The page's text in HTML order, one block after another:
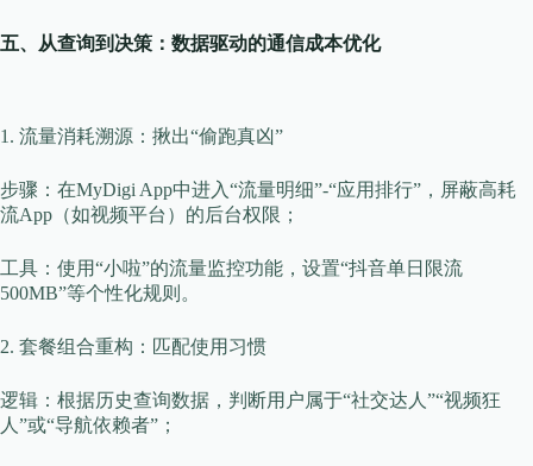
​​五、从查询到决策：数据驱动的通信成本优化​​
​​1. 流量消耗溯源：揪出“偷跑真凶”​​
​​步骤​​：在MyDigi App中进入“流量明细”-“应用排行”，屏蔽高耗
流App（如视频平台）的后台权限；
​​工具​​：使用“小啦”的流量监控功能，设置“抖音单日限流
500MB”等个性化规则。
​​2. 套餐组合重构：匹配使用习惯​​
​​逻辑​​：根据历史查询数据，判断用户属于“社交达人”“视频狂
人”或“导航依赖者”；